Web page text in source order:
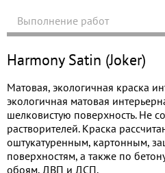
Выполнение работ
Harmony Satin (Joker)
Матовая, экологичная краска
экологичная матовая
шелковистую поверхность. Не
растворителей. Краска
оштукатуренным, картонным,
поверхностям, а также по
обоям, ДВП и ДСП.